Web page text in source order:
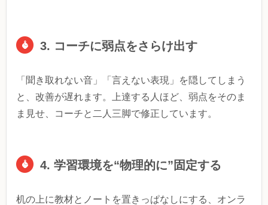
3. コーチに弱点をさらけ出す
「聞き取れない音」「言えない表現」を隠してしまう
と、改善が遅れます。上達する人ほど、弱点をそのま
ま見せ、コーチと二人三脚で修正しています。
4. 学習環境を“物理的に”固定する
机の上に教材とノートを置きっぱなしにする、オンラ